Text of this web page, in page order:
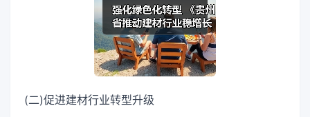
(二)促进建材行业转型升级